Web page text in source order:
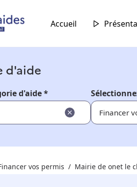
Accueil
d'aide
d'aide *
Financer
vos permis Mairie de onet le